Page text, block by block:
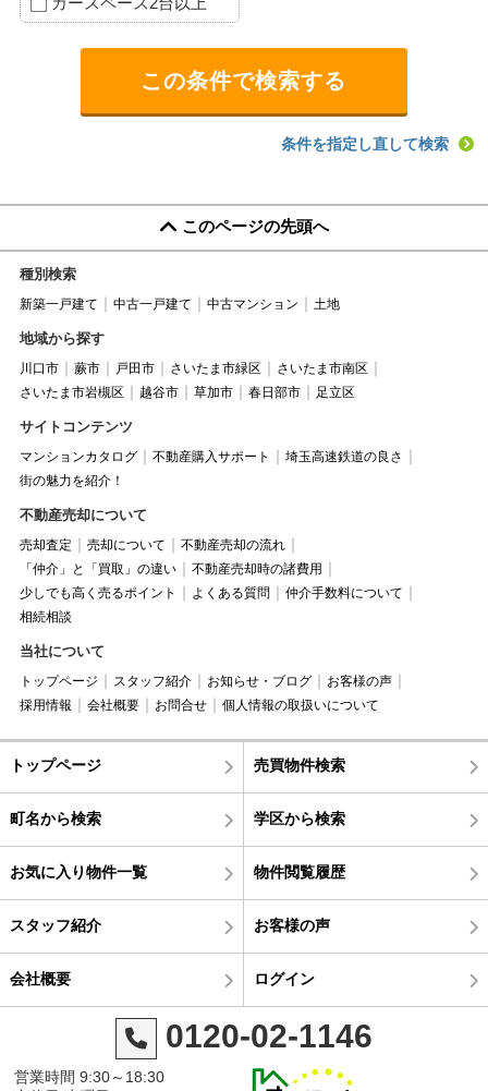
条件を指定し直して検索
このページの先頭へ
種別検索
新築一戸建て 中古一戸建て 中古マンション 土地
地域から探す
川口市 蕨市 戸田市 さいたま市緑区
さいたま市南区
さいたま市岩槻区
越谷市 草加市 春日部市 足立区
サイトコンテンツ
マンションカタログ 不動産購入サポート
埼玉高速鉄道の良さ
街の魅力を紹介！
不動産売却について
売却査定 売却について
不動産売却の流れ
「仲介」と「買取」の違い
不動産売却時の諸費用
少しでも高く売るポイント
よくある質問
仲介手数料について
相続相談
当社について
トップページ スタッフ紹介 お知らせ・ブログ
お客様の声
採用情報
会社概要 お問合せ 個人情報の取扱いについて
トップページ 売買物件検索
町名から検索 学区から検索
お気に入り物件一覧 物件閲覧履歴
スタッフ紹介 お客様の声
会社概要 ログイン
0120-02-1146
営業時間 9:30～18:30